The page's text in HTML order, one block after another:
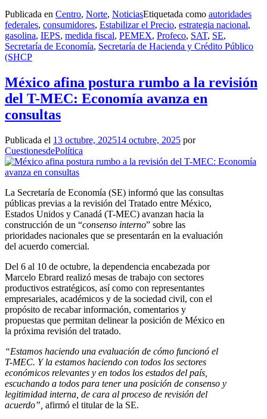
Publicada en Centro, Norte, NoticiasEtiquetada como autoridades
federales, consumidores, Estabilizar el Precio, estrategia nacional,
gasolina, IEPS, medida fiscal, PEMEX, Profeco, SAT, SE,
Secretaría de Economía, Secretaría de Hacienda y Crédito Público
(SHCP
México afina postura rumbo a la revisión
del T-MEC: Economía avanza en
consultas
Publicada el 13 octubre, 202514 octubre, 2025 por
CuestionesdePolítica
La Secretaría de Economía (SE) informó que las consultas
públicas previas a la revisión del Tratado entre México,
Estados Unidos y Canadá (T-MEC) avanzan hacia la
construcción de un “consenso interno” sobre las
prioridades nacionales que se presentarán en la evaluación
del acuerdo comercial.
Del 6 al 10 de octubre, la dependencia encabezada por
Marcelo Ebrard realizó mesas de trabajo con sectores
productivos estratégicos, así como con representantes
empresariales, académicos y de la sociedad civil, con el
propósito de recabar información, comentarios y
propuestas que permitan delinear la posición de México en
la próxima revisión del tratado.
“Estamos haciendo una evaluación de cómo funcionó el
T-MEC. Y la estamos haciendo con todos los sectores
económicos relevantes y en todos los estados del país,
escuchando a todos para tener una posición de consenso y
legitimidad interna, de cara al proceso de revisión del
acuerdo”, afirmó el titular de la SE.